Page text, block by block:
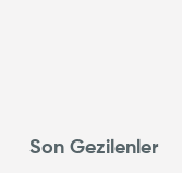
Son Gezilenler